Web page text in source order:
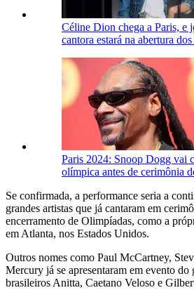
Céline Dion chega a Paris, e
cantora estará na abertura
Paris 2024: Snoop Dogg vai
olímpica antes de cerimônia
Se confirmada, a performance seria a
grandes artistas que já cantaram em
encerramento de Olimpíadas, como a
em Atlanta, nos Estados Unidos.
Outros nomes como Paul McCartney,
Mercury já se apresentaram em evento do
brasileiros Anitta, Caetano Veloso e